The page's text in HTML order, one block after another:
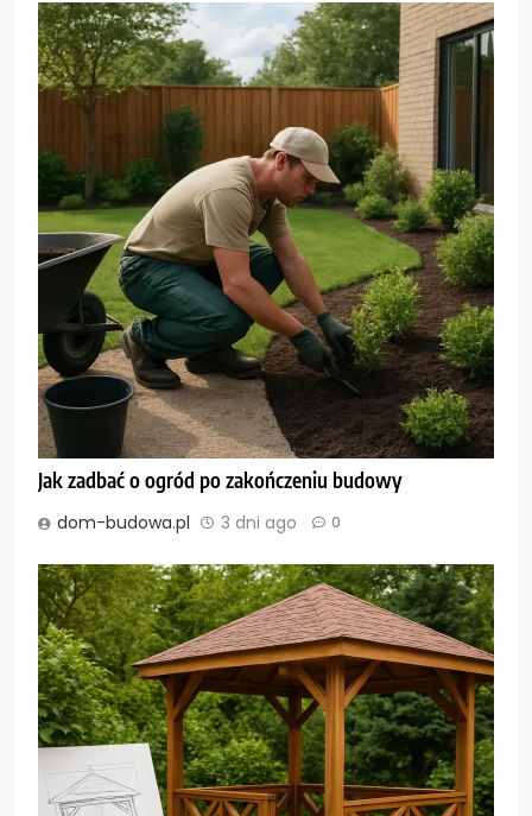
Jak zadbać o ogród po zakończeniu budowy
dom-budowa.pl 3 dni ago 0